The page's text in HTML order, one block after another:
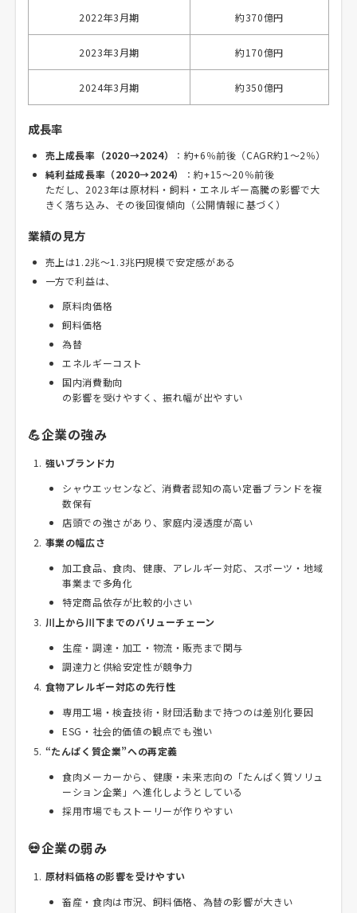
2022年3月期 約370億円
2023年3月期 約170億円
2024年3月期 約350億円
成長率
売上成長率（2020→2024）
：約+6％前後（CAGR約1～2％）
純利益成長率（2020→2024）
：約+15～20％前後
ただし、2023年は原材料・飼料・エネルギー高騰の影響で大
きく落ち込み、その後回復傾向（公開情報に基づく）
業績の見方
売上は1.2兆～1.3兆円規模で安定感がある
一方で利益は、
原料肉価格
飼料価格
為替
エネルギーコスト
国内消費動向
の影響を受けやすく、振れ幅が出やすい
💪企業の強み
強いブランド力
シャウエッセンなど、消費者認知の高い定番ブランドを複
数保有
店頭での強さがあり、家庭内浸透度が高い
事業の幅広さ
加工食品、食肉、健康、アレルギー対応、スポーツ・地域
事業まで多角化
特定商品依存が比較的小さい
川上から川下までのバリューチェーン
生産・調達・加工・物流・販売まで関与
調達力と供給安定性が競争力
食物アレルギー対応の先行性
専用工場・検査技術・財団活動まで持つのは差別化要因
ESG・社会的価値の観点でも強い
“たんぱく質企業”への再定義
食肉メーカーから、健康・未来志向の「たんぱく質ソリュ
ーション企業」へ進化しようとしている
採用市場でもストーリーが作りやすい
💀企業の弱み
原材料価格の影響を受けやすい
畜産・食肉は市況、飼料価格、為替の影響が大きい